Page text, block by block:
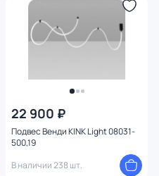
22 900 ₽
Подвес Венди KINK Light 08031-
500,19
В наличии 238 шт.